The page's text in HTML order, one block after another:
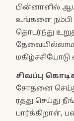
பின்னாளில்
உங்களை நம்பி
தொடர்ந்து
சிவப்பு
சோதனை
ரத்து செய்து
பார்க்கிறாள்,